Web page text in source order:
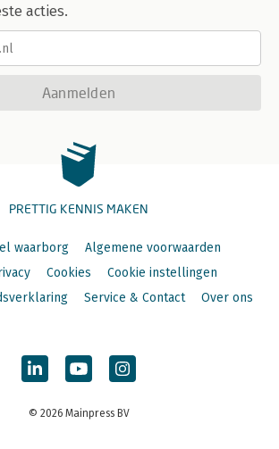
acties.
Aanmelden
PRETTIG KENNIS MAKEN
waarborg
Algemene voorwaarden
Cookies
Cookie instellingen
Service & Contact Over ons
© 2026 Mainpress BV